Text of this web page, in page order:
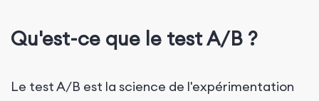
Qu'est-ce que le test A/B ?
Le test A/B est la science de l'expérimentation